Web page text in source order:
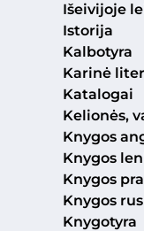
Išeivijoje
Istorija
Kalbotyra
Karinė
Katalogai
Kelionės,
Knygos
Knygos
Knygos
Knygos
Knygotyra